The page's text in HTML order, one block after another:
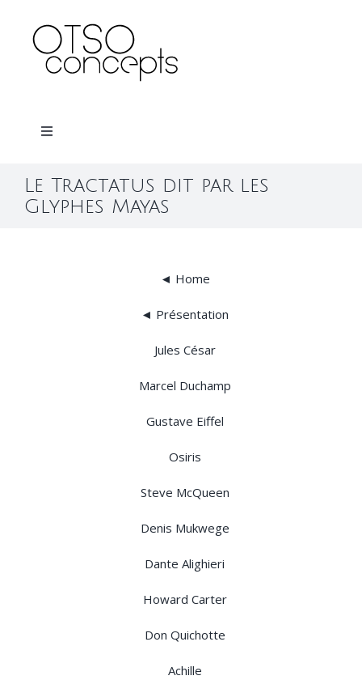
content
Toggle
Home
Le Tractatus dit par les
Glyphes Mayas
◄ Home
◄ Présentation
Jules César
Marcel Duchamp
Gustave Eiffel
Osiris
Steve McQueen
Denis Mukwege
Dante Alighieri
Howard Carter
Don Quichotte
Achille